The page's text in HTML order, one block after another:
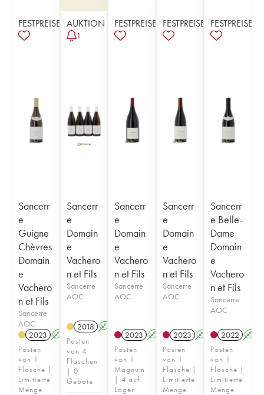
FESTPREISE
Sancerr
e
Guigne
Chèvres
Domain
e
Vachero
n et Fils
Sancerre
AOC
2023 A
Posten
von 1
Flasche |
Limitierte
Menge
AUKTION
1
Sancerr
e
Domain
e
Vachero
n et Fils
Sancerre
AOC
2018 A
Posten
von 4
Flaschen
| 0
Gebote
FESTPREISE
Sancerr
e
Domain
e
Vachero
n et Fils
Sancerre
AOC
2023 A
Posten
von 1
Magnum
| 4 auf
Lager
FESTPREISE
Sancerr
e
Domain
e
Vachero
n et Fils
Sancerre
AOC
2023 A
Posten
von 1
Flasche |
Limitierte
Menge
FESTPREISE
Sancerr
e Belle-
Dame
Domain
e
Vachero
n et Fils
Sancerre
AOC
2022 A
Posten
von 1
Flasche |
Limitierte
Menge